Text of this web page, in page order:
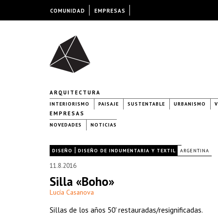
ARQUITECTURA
INTERIORISMO PAISAJE SUSTENTABLE URBANISMO
EMPRESAS
NOVEDADES NOTICIAS
DISEÑO | DISEÑO DE INDUMENTARIA Y TEXTIL ARGENTINA
11.8.2016
Silla «Boho»
Lucía Casanova
Sillas de los años 50' restauradas/resignificadas.
COMUNIDAD EMPRESAS